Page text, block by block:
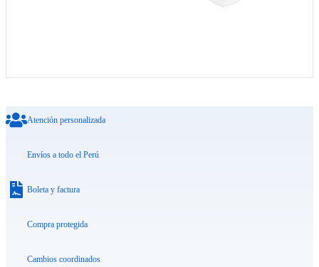
Atención personalizada
Envíos a todo el Perú
Boleta y factura
Compra protegida
Cambios coordinados